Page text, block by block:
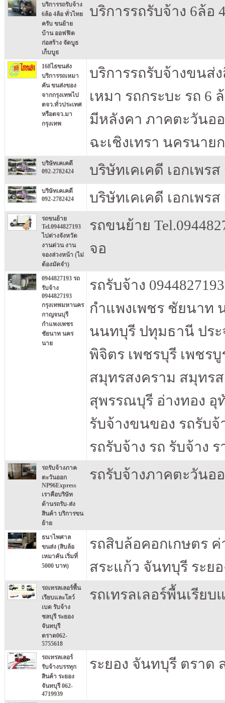
บริการรถรับจ้าง
6ล้อ 4ล้อ ทั่วไทย
ครับ ขนย้าย
บ้าน ออฟฟิต
ก่อสร้าง จัดบูธ
เก็บบูธ
บริการรถรับจ้าง 6ล้
168ไธขนส่ง
บริการรถเหมา
คัน ขนส่งของ
จากกรุงเทพไป
ตจว.ทั่วประเทศ
หรือตจว.มา
กรุงเทพ
บริการรถรับจ้างขนส่
เหมา รถกระบะ รถ 6
มีหลังคา ภาคตะวันอ
ฉะเชิงเทรา นครนาย
บริษัทเคเคดี
092-2782424
บริษัทเคเคดี เอกเพร
บริษัทเคเคดี
092-2782424
บริษัทเคเคดี เอกเพร
รถขนย้าย
Tel.0944827193
ไปต่างจังหวัด
งานด่วน งาน
จองล่วงหน้า (ไม่
ต้องมัดจำ)
รถขนย้าย
จอ
0944827193 รถ
รับจ้าง
0944827193
กรุงเทพมหานคร
กาญจนบุรี
กำแพงเพชร
ชัยนาท นคร
นาย
รถรับจ้าง
กำแพงเพชร ชัยนาท
นนทบุรี ปทุมธานี ปร
พิจิตร เพชรบุรี เพชร
สมุทรสงคราม สมุทร
สุพรรณบุรี อ่างทอง อุ
รับจ้างขนของ รถรับจ้
รถรับจ้าง รถ รับจ้าง
รถรับจ้างภาค
ตะวันออก
NP96Express
เราคือบริษัท
ด้านรถรับ-ส่ง
สินค้า บริการขน
ย้าย
รถรับจ้างภาคตะวันออ
ธนาไพศาล
ขนส่ง (สิบล้อ
เหมาคัน เริ่มที่
5000 บาท)
รถสิบล้อคอกเกษตร
สระแก้ว จันทบุรี ระยอ
รถเทรลเลอร์พื้น
เรียบและโลว์
เบด รับจ้าง
ชลบุรี ระยอง
จันทบุรี
ตราด062-
5755618
รถเทรลเลอร์พื้นเรีย
รถเทรลเลอร์
รับจ้างบรรทุก
สินค้า ระยอง
จันทบุรี 062-
4719939
ระยอง จันทบุรี ตราด